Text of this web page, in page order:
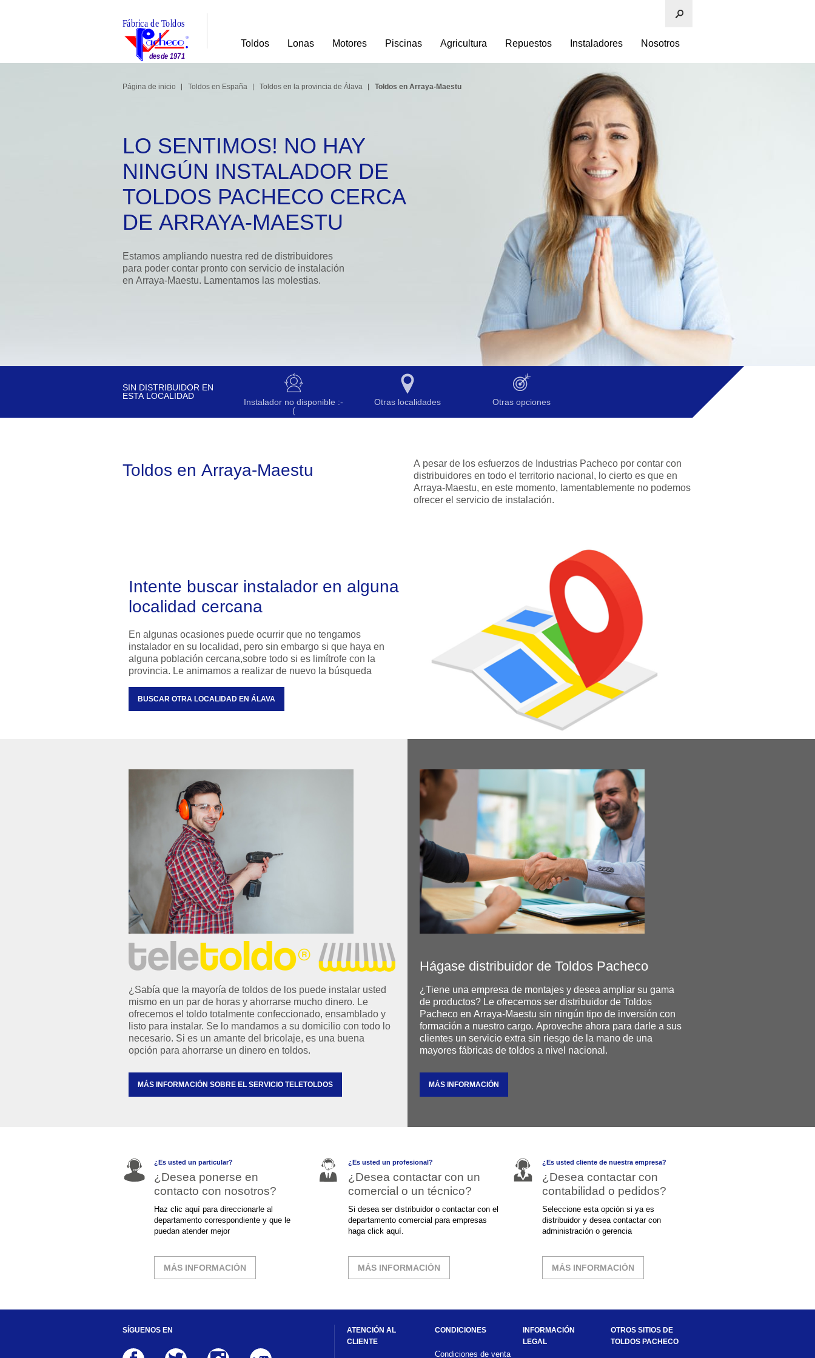
Toldos Lonas Motores Piscinas Agricultura Repuestos Instaladores Nosotros
Página de inicio Toldos en España Toldos en la provincia de Álava Toldos en Arraya-Maestu
LO SENTIMOS! NO HAY
NINGÚN INSTALADOR DE
TOLDOS PACHECO CERCA
DE ARRAYA-MAESTU
Estamos ampliando nuestra red de distribuidores
para poder contar pronto con servicio de instalación
en Arraya-Maestu. Lamentamos las molestias.
SIN DISTRIBUIDOR EN
ESTA LOCALIDAD
Instalador no disponible :-
(
Otras localidades Otras opciones
Toldos en Arraya-Maestu
A pesar de los esfuerzos de Industrias Pacheco por contar con
distribuidores en todo el territorio nacional, lo cierto es que en
Arraya-Maestu, en este momento, lamentablemente no podemos
ofrecer el servicio de instalación.
Intente buscar instalador en alguna
localidad cercana
En algunas ocasiones puede ocurrir que no tengamos
instalador en su localidad, pero sin embargo si que haya en
alguna población cercana,sobre todo si es limítrofe con la
provincia. Le animamos a realizar de nuevo la búsqueda
BUSCAR OTRA LOCALIDAD EN ÁLAVA
¿Sabía que la mayoría de toldos de los puede instalar usted
mismo en un par de horas y ahorrarse mucho dinero. Le
ofrecemos el toldo totalmente confeccionado, ensamblado y
listo para instalar. Se lo mandamos a su domicilio con todo lo
necesario. Si es un amante del bricolaje, es una buena
opción para ahorrarse un dinero en toldos.
MÁS INFORMACIÓN SOBRE EL SERVICIO TELETOLDOS
Hágase distribuidor de Toldos Pacheco
¿Tiene una empresa de montajes y desea ampliar su gama
de productos? Le ofrecemos ser distribuidor de Toldos
Pacheco en Arraya-Maestu sin ningún tipo de inversión con
formación a nuestro cargo. Aproveche ahora para darle a sus
clientes un servicio extra sin riesgo de la mano de una
mayores fábricas de toldos a nivel nacional.
MÁS INFORMACIÓN
¿Es usted un particular?
¿Desea ponerse en
contacto con nosotros?
Haz clic aquí para direccionarle al
departamento correspondiente y que le
puedan atender mejor
MÁS INFORMACIÓN
¿Es usted un profesional?
¿Desea contactar con un
comercial o un técnico?
Si desea ser distribuidor o contactar con el
departamento comercial para empresas
haga click aquí.
MÁS INFORMACIÓN
¿Es usted cliente de nuestra empresa?
¿Desea contactar con
contabilidad o pedidos?
Seleccione esta opción si ya es
distribuidor y desea contactar con
administración o gerencia
MÁS INFORMACIÓN
SÍGUENOS EN
ATENCIÓN AL
CLIENTE
CONDICIONES
Condiciones de venta
INFORMACIÓN
LEGAL
OTROS SITIOS DE
TOLDOS PACHECO